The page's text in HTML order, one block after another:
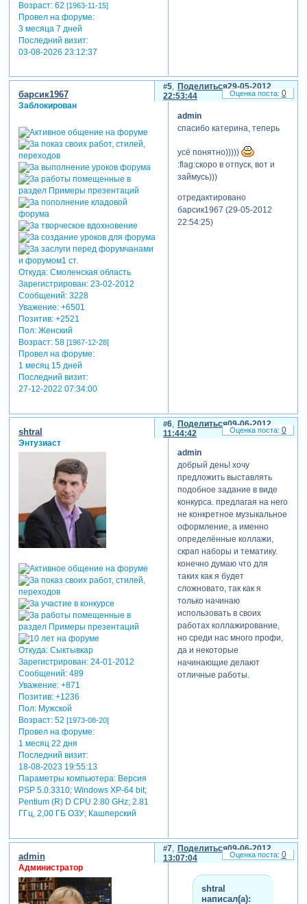
Возраст:62 [1963-11-15]
Провел на форуме:
3 месяца 7 дней
Последний визит:
03-08-2026 23:12:37
Поделиться
5
29-05-2012
22:53:44
барсик1967
Заблокирован
Откуда:Смоленская область
Зарегистрирован: 23-02-2012
Сообщений:3228
Уважение: +6501
Позитив: +2521
Пол:Женский
Возраст:58 [1967-12-28]
Провел на форуме:
1 месяц 15 дней
Последний визит:
27-12-2022 07:34:00
admin
спасибо катерина, теперь
усё понятно)))))
:flag:скоро в отпуск, вот и
займусь)))
отредактировано
барсик1967 (29-05-2012
22:54:25)
0
Поделиться
6
09-06-2012
11:44:42
shtral
Энтузиаст
Откуда:Сыктывкар
Зарегистрирован: 24-01-2012
Сообщений:489
Уважение: +871
Позитив: +1236
Пол:Мужской
Возраст:52 [1973-08-20]
Провел на форуме:
1 месяц 22 дня
Последний визит:
18-08-2023 19:55:13
Параметры компьютера:Версия
PSP 5.0.3310; Windows XP-64 bit;
Pentium (R) D CPU 2.80 GHz; 2.81
ГГц, 2,00 ГБ ОЗУ; Кашперский
admin
добрый день! хочу
предложить выставлять
подобное задание в виде
конкурса. предлагая на него
не конкретное музыкальное
оформление, а именно
определённые коллажи,
скрап наборы и тематику.
конечно думаю что для
таких как я будет
сложновато, так как я
только начинаю
использовать в своих
работах коллажирование,
но среди нас много профи,
да и некоторые
начинающие делают
отличные работы.
0
Поделиться
7
09-06-2012
13:07:04
admin
Администратор
shtral
написал(а):
0